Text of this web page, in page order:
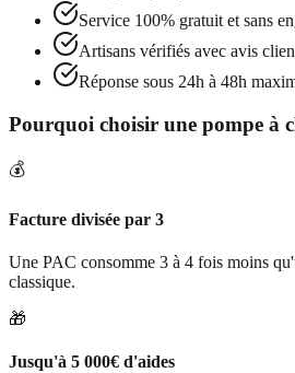
Service 100% gratuit et sans
Artisans vérifiés avec avis
Réponse sous 24h à 48h
Pourquoi choisir une pompe à
💰
Facture divisée par 3
Une PAC consomme 3 à 4 fois moins
classique.
🎁
Jusqu'à 5 000€ d'aides